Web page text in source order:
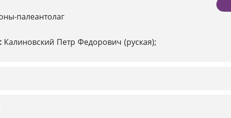
палеантолаг
Калиновский Петр Федорович (руская);